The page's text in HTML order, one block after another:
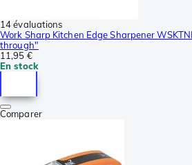
14 évaluations
Work Sharp Kitchen Edge Sharpener
through"
11,95 €
En stock
Comparer